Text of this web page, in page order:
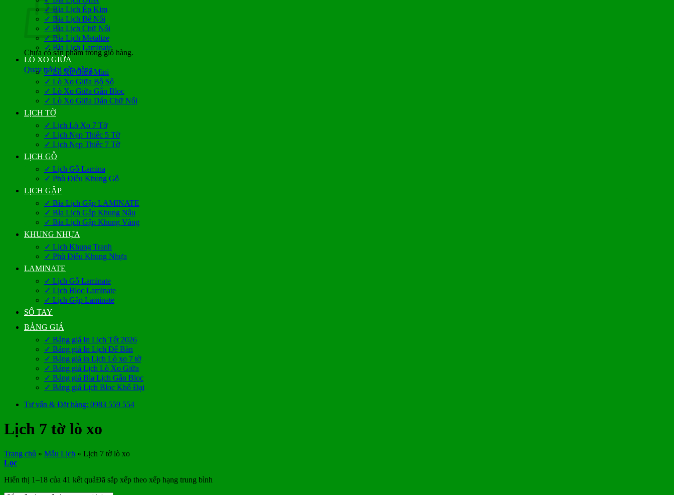
Chưa có sản phẩm trong giỏ hàng.
Quay trở lại cửa hàng
✓ Bìa Lịch Ép Kim
✓ Bìa Lịch Bế Nổi
✓ Bìa Lịch Chữ Nổi
✓ Bìa Lịch Metalize
✓ Bìa Lịch Laminate
LÒ XO GIỮA
✓ Lò Xo Giữa Mini
✓ Lò Xo Giữa Bộ Số
✓ Lò Xo Giữa Gắn Bloc
✓ Lò Xo Giữa Dán Chữ Nổi
LỊCH TỜ
✓ Lịch Lò Xo 7 Tờ
✓ Lịch Nẹp Thiếc 5 Tờ
✓ Lịch Nẹp Thiếc 7 Tờ
LỊCH GỖ
✓ Lịch Gỗ Lamina
✓ Phù Điêu Khung Gỗ
LỊCH GẬP
✓ Bìa Lịch Gập LAMINATE
✓ Bìa Lịch Gập Khung Nâu
✓ Bìa Lịch Gập Khung Vàng
KHUNG NHỰA
✓ Lịch Khung Tranh
✓ Phù Điêu Khung Nhựa
LAMINATE
✓ Lịch Gỗ Laminate
✓ Lịch Bloc Laminate
✓ Lịch Gập Laminate
SỔ TAY
BẢNG GIÁ
✓ Bảng giá In Lịch Tết 2026
✓ Bảng giá In Lịch Để Bàn
✓ Bảng giá in Lịch Lò xo 7 tờ
✓ Bảng giá Lịch Lò Xo Giữa
✓ Bảng giá Bìa Lịch Gắn Bloc
✓ Bảng giá Lịch Bloc Khổ Đại
Tư vấn & Đặt hàng: 0983 559 554
Lịch 7 tờ lò xo
Trang chủ » Mẫu Lịch » Lịch 7 tờ lò xo
Lọc
Hiển thị 1–18 của 41 kết quảĐã sắp xếp theo xếp hạng trung bình